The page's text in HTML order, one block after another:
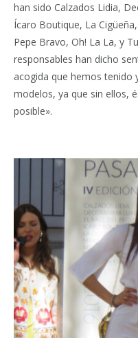
han sido Calzados Lidia,
Ícaro Boutique, La
Pepe Bravo, Oh! La La, y
responsables han dicho
acogida que hemos tenido
modelos, ya que sin ellos,
posible».